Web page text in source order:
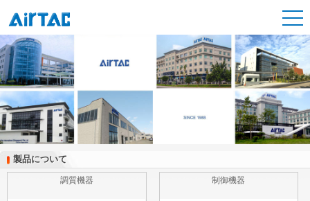
製品について
製品について
調質機器 制御機器